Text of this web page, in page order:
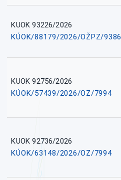
KUOK 93226/2026
KÚOK/88179/2026/OŽPZ/9386
KUOK 92756/2026
KÚOK/57439/2026/OZ/7994
KUOK 92736/2026
KÚOK/63148/2026/OZ/7994